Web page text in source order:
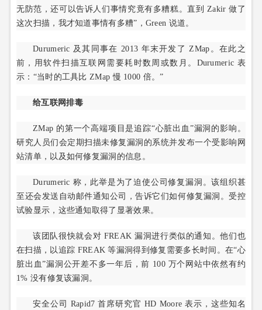
无防范，还可以告诉人们事情究竟有多糟糕。直到 Zakir 做了
这次扫描，我才知道事情有多糟”，Green 说道。
Durumeric 及其同事在 2013 年末开发了 ZMap。在此之
前，用软件扫描互联网需要耗时数周或数月。Durumeric 表
示：“当时的工具比 ZMap 慢 1000 倍。”
给互联网排毒
ZMap 的第一个高端项目是追踪“心脏出血”漏洞的影响。
研究人员们会定期扫描未修复漏洞的系统并发布一个受影响网
站清单，以及如何修复漏洞的信息。
Durumeric 称，此举是为了迫使公司修复漏洞。该组织甚
至还会发送自动邮件通知公司，告诉它们如何修复漏洞。受控
试验显示，这些通知取得了显著效果。
该团队很快就会对 FREAK 漏洞进行类似的通知。他们也
在扫描，以追踪 FREAK 等漏洞得到修复需要多长时间。在“心
脏出血”漏洞公开差不多一年后，前 100 万个网站中依然有约
1% 没有修复该漏洞。
安全公司 Rapid7 首席研究官 HD Moore 表示，这些知名